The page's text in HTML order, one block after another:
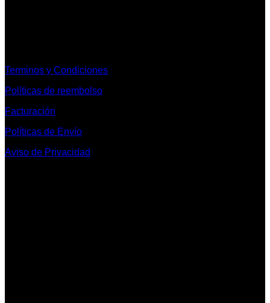
Terminos y Condiciones
Políticas de reembolso
Facturación
Políticas de Envío
Aviso de Privacidad